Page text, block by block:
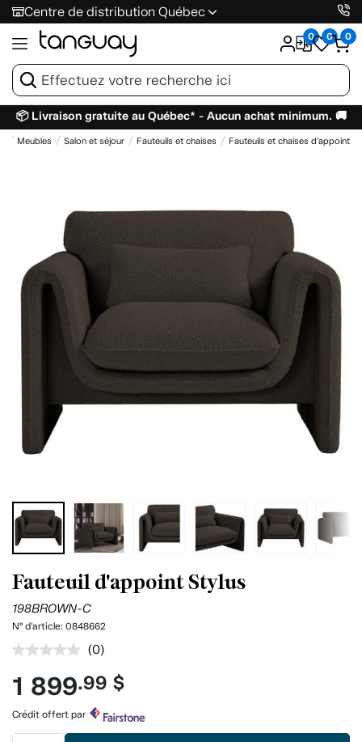
Centre de distribution Québec
0 0 0
📦 Livraison gratuite au Québec* - Aucun achat minimum. 🚚
Meubles Salon et séjour Fauteuils et chaises Fauteuils et chaises d'appoint
Fauteuil d'appoint Stylus
198BROWN-C
N° d'article: 0848662
Aucune
pour
ce
produit.
Lien
vers
(0)
1 899.99 $
Crédit offert par